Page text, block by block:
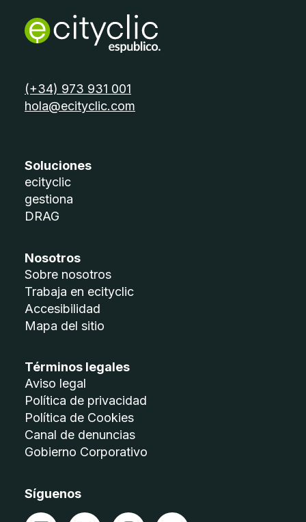
telèfon:
(+34) 973 931 001
email:
hola@ecityclic.com
Soluciones
ecityclic
gestiona
DRAG
Nosotros
Sobre nosotros
Trabaja en ecityclic
Accesibilidad
Mapa del sitio
Términos legales
Aviso legal
Política de privacidad
Política de Cookies
Canal de denuncias
Gobierno Corporativo
Síguenos